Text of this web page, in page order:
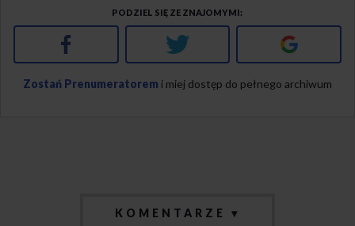
PODZIEL SIĘ ZE ZNAJOMYMI
Facebook Twitter Google+
Zostań Prenumeratorem i miej dostęp do pełnego archiwum
KOMENTARZE ▾